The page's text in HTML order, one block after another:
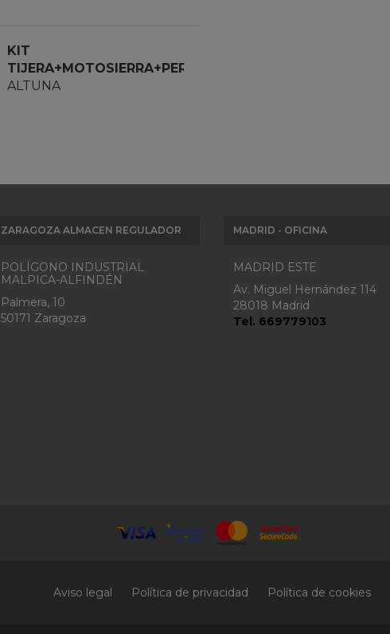
KIT
TIJERA+MOTOSIERRA+PERTIGA
BATERIA
ALTUNA
ZARAGOZA ALMACEN REGULADOR
POLÍGONO INDUSTRIAL
MALPICA-ALFINDÉN
Palmera, 10
50171 Zaragoza
MADRID - OFICINA
MADRID ESTE
Av. Miguel Hernández 114
28018 Madrid
Tel. 669779103
Aviso legal Política de privacidad Política de cookies